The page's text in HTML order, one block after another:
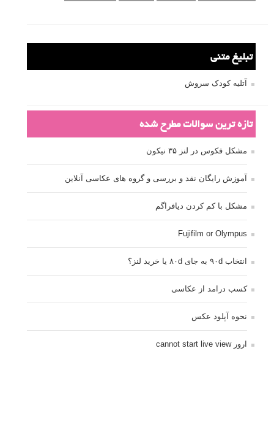
تبلیغ متنی
آتلیه کودک سروش
تازه ترین سوالات مطرح شده
مشکل فکوس در لنز ۳۵ نیکون
آموزش رایگان نقد و بررسی و گروه های عکاسی آنلاین
مشکل با کم کردن دیافراگم
Fujifilm or Olympus
انتخاب ۹۰d به جای ۸۰d یا خرید لنز؟
کسب درامد از عکاسی
نحوه آپلود عکس
ارور cannot start live view